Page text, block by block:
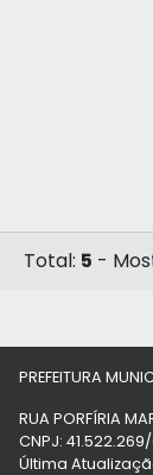
Total: 5 -
PREFEITURA
RUA PORFÍRIA
CNPJ:
Última